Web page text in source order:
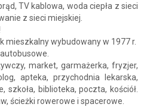
TV kablowa, woda ciepła z sieci
z sieci miejskiej.
mieszkalny wybudowany w 1977 r.
market, garmażerka, fryzjer,
apteka, przychodnia lekarska,
szkoła, biblioteka, poczta, kościół.
ścieżki rowerowe i spacerowe.